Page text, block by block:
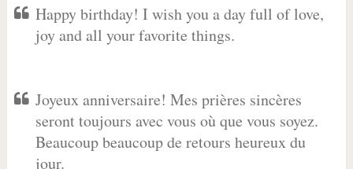
Happy birthday! I wish you a day full of love,
joy and all your favorite things.
Joyeux anniversaire! Mes prières sincères
seront toujours avec vous où que vous soyez.
Beaucoup beaucoup de retours heureux du
jour.